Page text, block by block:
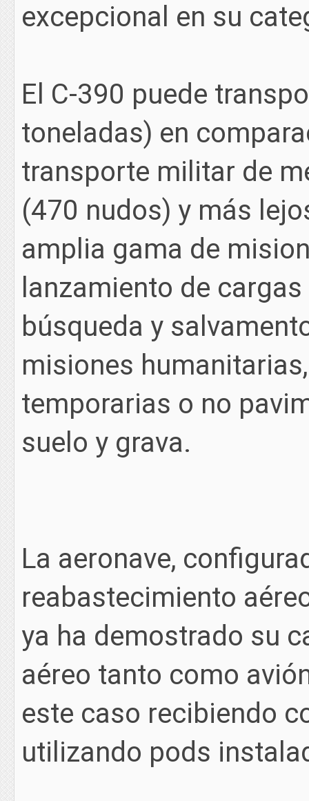
excepcional en su
El C-390 puede
toneladas) en
transporte militar de
(470 nudos) y más
amplia gama de
lanzamiento de
búsqueda y
misiones
temporarias o no
suelo y grava.
La aeronave,
reabastecimiento
ya ha demostrado su
aéreo tanto como
este caso recibiendo
utilizando pods